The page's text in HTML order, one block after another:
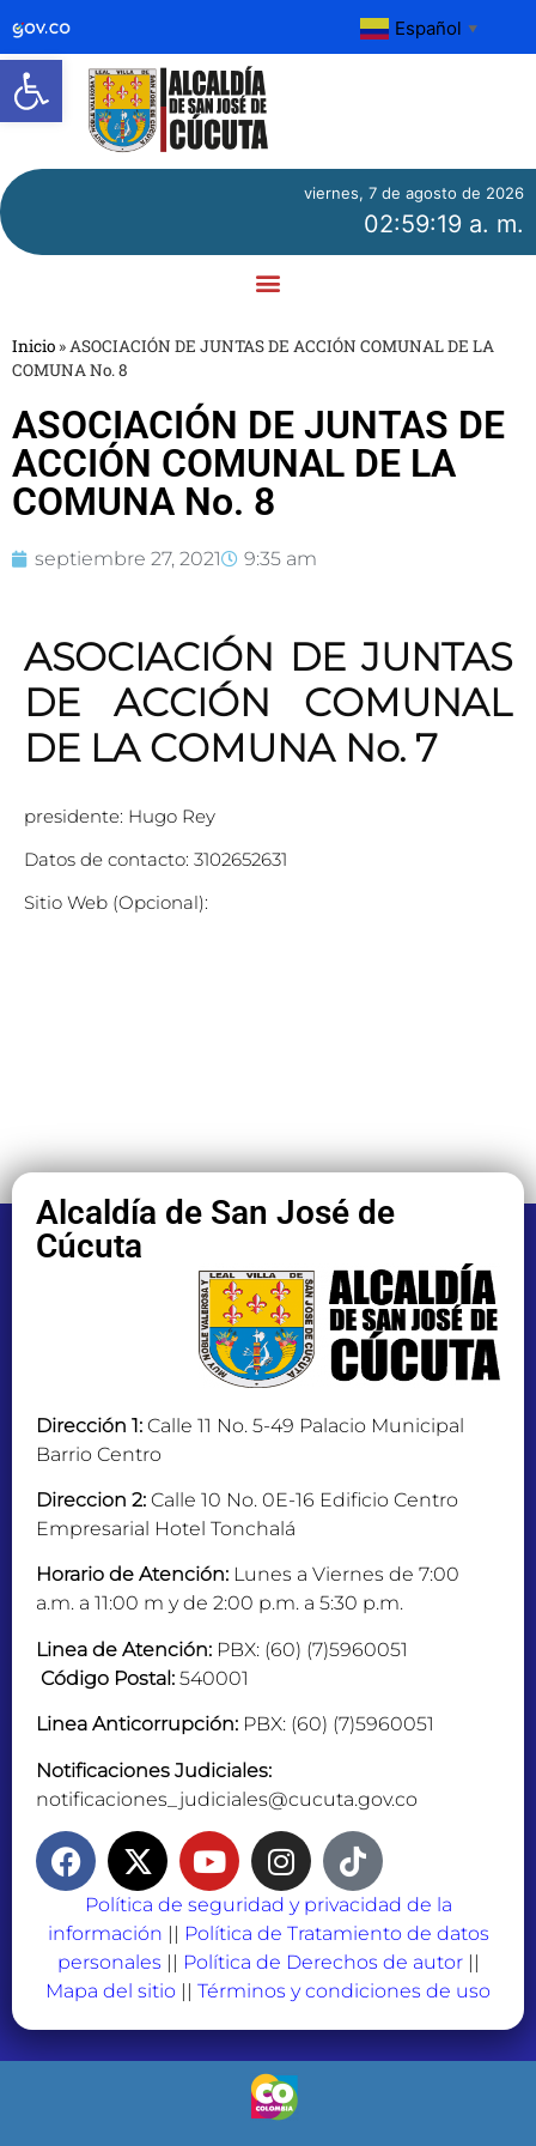
Abrir barra de herramientas
Español ▼
viernes, 7 de agosto de 2026
02:59:19 a. m.
Inicio » ASOCIACIÓN DE JUNTAS DE ACCIÓN COMUNAL DE LA
COMUNA No. 8
ASOCIACIÓN DE JUNTAS DE
ACCIÓN COMUNAL DE LA
COMUNA No. 8
septiembre 27, 2021 9:35 am
ASOCIACIÓN DE JUNTAS
DE ACCIÓN COMUNAL
DE LA COMUNA No. 7
presidente: Hugo Rey
Datos de contacto: 3102652631
Sitio Web (Opcional):
Alcaldía de San José de
Cúcuta
Dirección 1: Calle 11 No. 5-49 Palacio Municipal
Barrio Centro
Direccion 2: Calle 10 No. 0E-16 Edificio Centro
Empresarial Hotel Tonchalá
Horario de Atención: Lunes a Viernes de 7:00
a.m. a 11:00 m y de 2:00 p.m. a 5:30 p.m.
Linea de Atención: PBX: (60) (7)5960051
Código Postal: 540001
Linea Anticorrupción: PBX: (60) (7)5960051
Notificaciones Judiciales:
notificaciones_judiciales@cucuta.gov.co
Política de seguridad y privacidad de la
información || Política de Tratamiento de datos
personales || Política de Derechos de autor||
Mapa del sitio || Términos y condiciones de uso